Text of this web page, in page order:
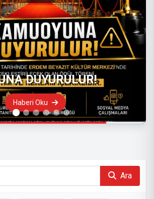
DUYURULUR!
Haberi Oku
Ara